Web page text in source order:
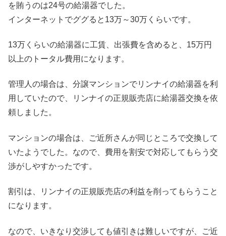
を賄うのは24号の給湯器でした。
インターネットでググると13万～30万くらいです。
13万くらいの給湯器に工賃、出張費を含めると、15万円
以上のトータル費用になります。
管理人の場合は、分譲マンションでリンナイの給湯器を利
用していたので、リンナイの正規販売店に給湯器交換を依
頼しました。
マンションの場合は、ご近所さんが同じところで交換して
いたようでした。なので、費用を割安で対応してもらう交
渉がしやすかったです。
割引は、リンナイの正規販売店の利益を削ってもらうこと
になります。
なので、いきなり交渉しても値引きは難しいですが、ご近